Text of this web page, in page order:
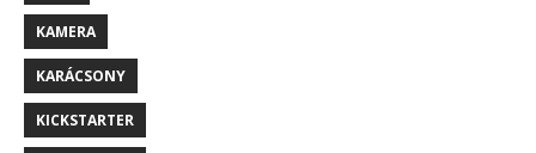
KAMERA
KARÁCSONY
KICKSTARTER